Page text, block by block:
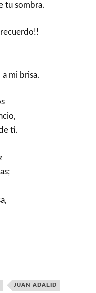
tu sombra.
recuerdo!!
mi brisa.
ti.
JUAN ADALID